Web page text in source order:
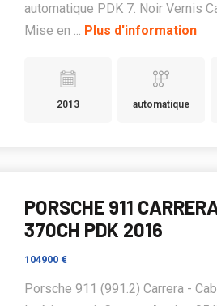
automatique PDK 7. Noir Vernis
Mise en ... Plus d'information
2013 automatique
PORSCHE 911
370CH PDK 2016
104900 €
Porsche 911 (991.2) Carrera -